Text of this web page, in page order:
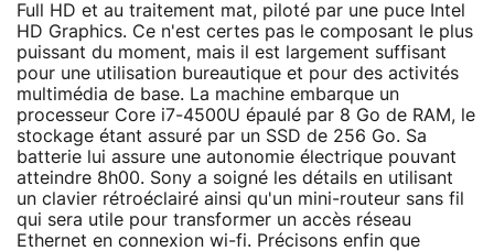
Full HD et au traitement mat, piloté par une puce Intel
HD Graphics. Ce n'est certes pas le composant le plus
puissant du moment, mais il est largement suffisant
pour une utilisation bureautique et pour des activités
multimédia de base. La machine embarque un
processeur Core i7-4500U épaulé par 8 Go de RAM, le
stockage étant assuré par un SSD de 256 Go. Sa
batterie lui assure une autonomie électrique pouvant
atteindre 8h00. Sony a soigné les détails en utilisant
un clavier rétroéclairé ainsi qu'un mini-routeur sans fil
qui sera utile pour transformer un accès réseau
Ethernet en connexion wi-fi. Précisons enfin que